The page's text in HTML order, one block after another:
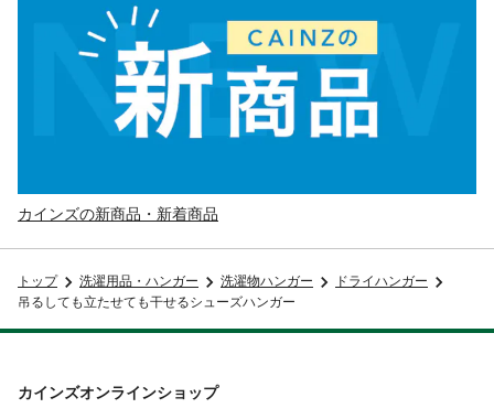
カインズの新商品・新着商品
トップ 洗濯用品・ハンガー 洗濯物ハンガー
ドライハンガー
吊るしても立たせても干せるシューズハンガー
カインズオンラインショップ